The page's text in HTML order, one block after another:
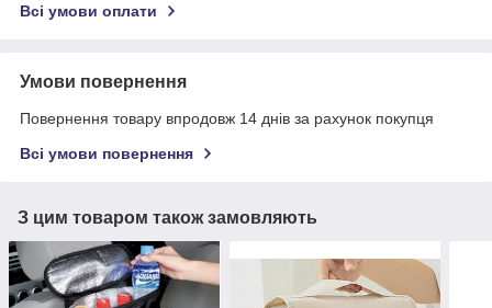
Всі умови оплати
Умови повернення
Повернення товару впродовж 14 днів за рахунок покупця
Всі умови повернення
З цим товаром також замовляють